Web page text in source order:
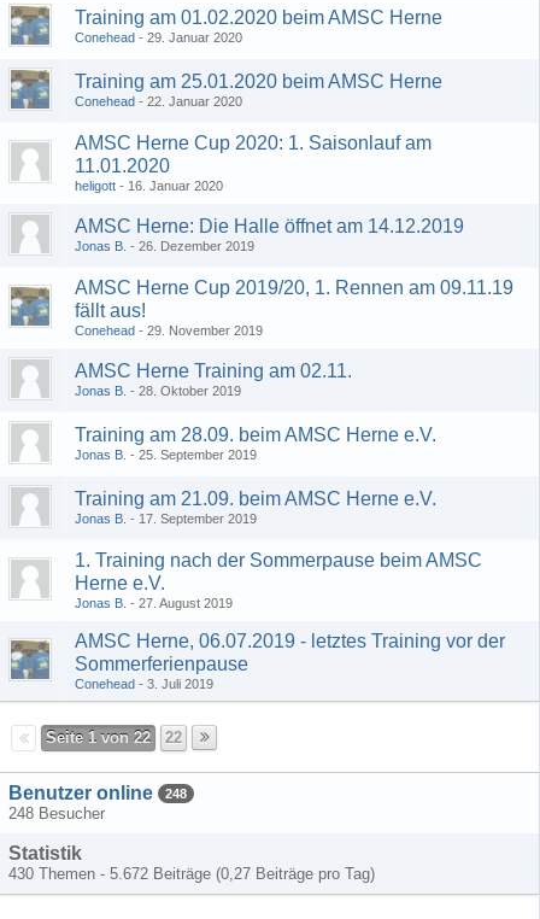
Training am 01.02.2020 beim AMSC Herne
Conehead 29. Januar 2020
Training am 25.01.2020 beim AMSC Herne
Conehead 22. Januar 2020
AMSC Herne Cup 2020: 1. Saisonlauf am
11.01.2020
heligott 16. Januar 2020
AMSC Herne: Die Halle öffnet am 14.12.2019
Jonas B. 26. Dezember 2019
AMSC Herne Cup 2019/20, 1. Rennen am 09.11.19
fällt aus!
Conehead 29. November 2019
AMSC Herne Training am 02.11.
Jonas B. 28. Oktober 2019
Training am 28.09. beim AMSC Herne e.V.
Jonas B. 25. September 2019
Training am 21.09. beim AMSC Herne e.V.
Jonas B. 17. September 2019
1. Training nach der Sommerpause beim AMSC
Herne e.V.
Jonas B. 27. August 2019
AMSC Herne, 06.07.2019 - letztes Training vor der
Sommerferienpause
Conehead 3. Juli 2019
Seite 1 von 22 22
Benutzer online 248
248 Besucher
Statistik
430 Themen - 5.672 Beiträge (0,27 Beiträge pro Tag)